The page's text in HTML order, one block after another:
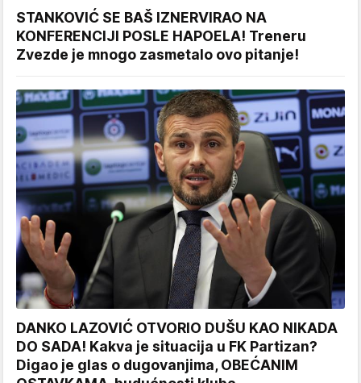
STANKOVIĆ SE BAŠ IZNERVIRAO NA
KONFERENCIJI POSLE HAPOELA! Treneru
Zvezde je mnogo zasmetalo ovo pitanje!
DANKO LAZOVIĆ OTVORIO DUŠU KAO NIKADA
DO SADA! Kakva je situacija u FK Partizan?
Digao je glas o dugovanjima, OBEĆANIM